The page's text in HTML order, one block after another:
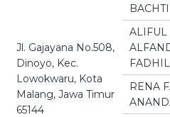
Jl. Gajayana No.508,
Dinoyo, Kec.
Lowokwaru, Kota
Malang, Jawa Timur
65144
BACHTI
ALIFUL
RENA